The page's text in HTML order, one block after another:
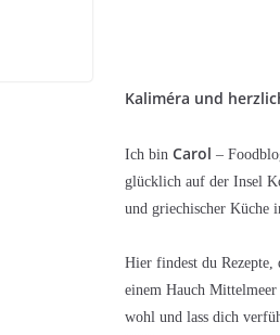
Kaliméra und
Ich bin Carol –
glücklich auf der Insel
und griechischer Küche
Hier findest du
einem Hauch
wohl und lass dich